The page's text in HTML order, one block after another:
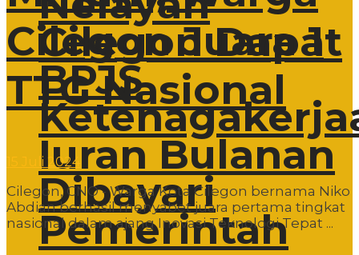
Cilegon Dapat
BPJS
Iuran Bulanan
Dibayari
Pemerintah
Cilegon Juara 1
TTG Nasional
15 Juli 2024
Cilegon, CNO - Warga Kota Cilegon bernama Niko
Abdian berhasil menyabet juara pertama tingkat
nasional dalam ajang Inovasi Teknologi Tepat ...